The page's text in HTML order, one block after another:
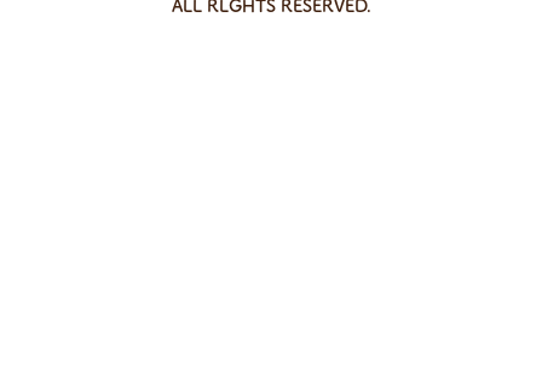
ALL RLGHTS RESERVED.